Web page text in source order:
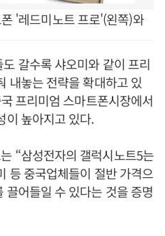
'레드미노트 프로'(왼쪽)와
갈수록 샤오미와 같이 프리
내놓는 전략을 확대하고 있
프리미엄 스마트폰시장에서
이 높아지고 있다.
“삼성전자의 갤럭시노트5는
등 중국업체들이 절반 가격으
어들일 수 있다는 것을 증명